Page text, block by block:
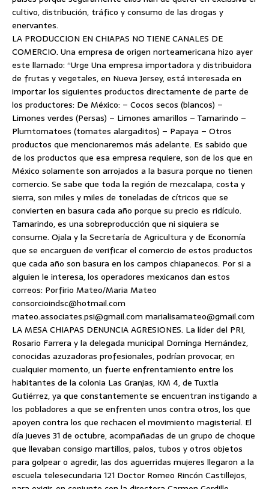
cultivo, distribución, tráfico y consumo de las drogas y
enervantes.
LA PRODUCCION EN CHIAPAS NO TIENE CANALES DE
COMERCIO. Una empresa de origen norteamericana hizo ayer
este llamado: “Urge Una empresa importadora y distribuidora
de frutas y vegetales, en Nueva Jersey, está interesada en
importar los siguientes productos directamente de parte de
los productores: De México: – Cocos secos (blancos) –
Limones verdes (Persas) – Limones amarillos – Tamarindo –
Plumtomatoes (tomates alargaditos) – Papaya – Otros
productos que mencionaremos más adelante. Es sabido que
de los productos que esa empresa requiere, son de los que en
México solamente son arrojados a la basura porque no tienen
comercio. Se sabe que toda la región de mezcalapa, costa y
sierra, son miles y miles de toneladas de cítricos que se
convierten en basura cada año porque su precio es ridículo.
Tamarindo, es una sobreproducción que ni siquiera se
consume. Ojala y la Secretaría de Agricultura y de Economía
que se encarguen de verificar el comercio de estos productos
que cada año son basura en los campos chiapanecos. Por si a
alguien le interesa, los operadores mexicanos dan estos
correos: Porfirio Mateo/Maria Mateo
consorcioindsc@hotmail.com
mateo.associates.psi@gmail.com marialisamateo@gmail.com
LA MESA CHIAPAS DENUNCIA AGRESIONES. La líder del PRI,
Rosario Farrera y la delegada municipal Domínga Hernández,
conocidas azuzadoras profesionales, podrían provocar, en
cualquier momento, un fuerte enfrentamiento entre los
habitantes de la colonia Las Granjas, KM 4, de Tuxtla
Gutiérrez, ya que constantemente se encuentran instigando a
los pobladores a que se enfrenten unos contra otros, los que
apoyen contra los que rechacen el movimiento magisterial. El
día jueves 31 de octubre, acompañadas de un grupo de choque
que llevaban consigo martillos, palos, tubos y otros objetos
para golpear o agredir, las dos aguerridas mujeres llegaron a la
escuela telesecundaria 121 Doctor Romeo Rincón Castillejos,